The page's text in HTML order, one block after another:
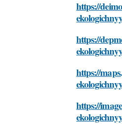
https://
https://
https://
https://